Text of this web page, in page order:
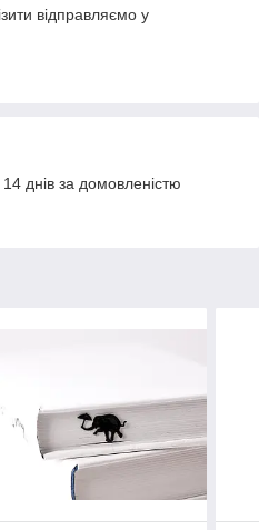
відправляємо у
днів за домовленістю